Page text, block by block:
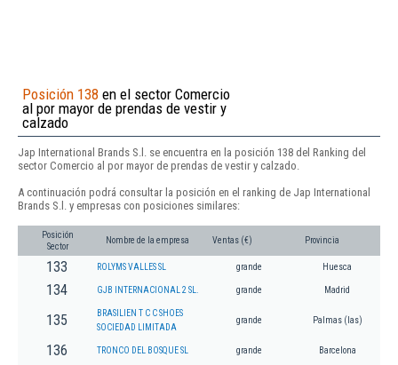
Posición 138 en el sector Comercio
al por mayor de prendas de vestir y
calzado
Jap International Brands S.l. se encuentra en la posición 138 del Ranking del
sector Comercio al por mayor de prendas de vestir y calzado.
A continuación podrá consultar la posición en el ranking de Jap International
Brands S.l. y empresas con posiciones similares:
Posición
Sector
Nombre de la empresa Ventas (€) Provincia
133 ROLYMS VALLES SL grande Huesca
134 GJB INTERNACIONAL 2 SL. grande Madrid
135
BRASILIEN T C C SHOES
SOCIEDAD LIMITADA
grande Palmas (las)
136 TRONCO DEL BOSQUE SL grande Barcelona